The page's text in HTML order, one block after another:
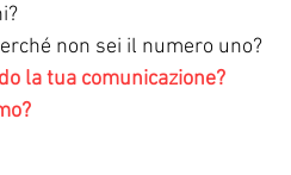
non sei il numero uno?
la tua comunicazione?